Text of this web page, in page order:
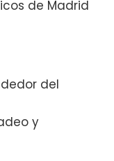
de Madrid
del
y